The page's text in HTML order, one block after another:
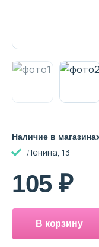
Наборы
Аксессуары
Бытовая химия
Доставка и оплата
Наличие в
Ленина, 13
105 ₽
В корзину